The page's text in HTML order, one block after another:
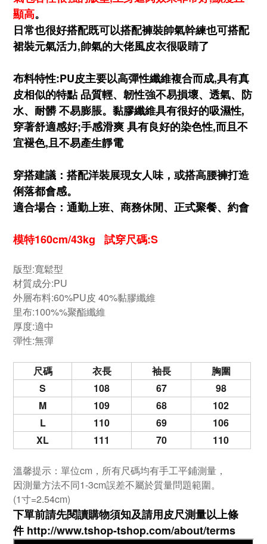
顯高。
日常也很好搭配既可以搭配褲裝帥氣幹練也可搭配
裙裝元氣活力,帥氣的大佬風皮衣很吸睛了
布料特性:PU皮主要以高彈性纖維複合而成,具有真
皮相似的特點 品質輕、韌性強不易損壞、透氣、防
水、耐髒 不易膨脹。黏膠纖維具有很好的吸濕性,
穿著舒適感好;手感滑爽 具有良好的染色性,而且不
宜褪色,且不易產生靜電
穿搭建議：搭配洋裝展現女人味，或搭高腰褲打造
俐落都會感。
適合場合：通勤上班、商務休閒、正式聚餐、約會
模特160cm/43kg 試穿尺碼:S
版型:寬鬆型
材質成分:PU
外層布料:60%PU皮 40%黏膠纖維
里布:100%%聚酯纖維
厚度:適中
彈性:無彈
尺碼 衣長 袖長
胸圍
S
108 67
98
M
109 68
102
L
110 69
106
XL
111 70 110
溫馨提示：單位cm，所有尺碼均有手工平鋪測量，
因測量方法不同1-3cm誤差不屬於質量問題範圍。
(1寸=2.54cm)
下單前請先閱讀購物須知及請用皮尺測量以上條
件 http://www.tshop-tshop.com/about/terms